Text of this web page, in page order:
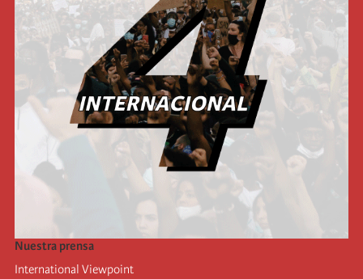
Nuestra prensa
International Viewpoint